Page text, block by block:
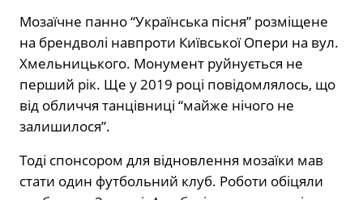
Мозаїчне панно “Українська пісня” розміщене
на брендволі навпроти Київської Опери на вул.
Хмельницького. Монумент руйнується не
перший рік. Ще у 2019 році повідомлялось, що
від обличчя танцівниці “майже нічого не
залишилося”.
Тоді спонсором для відновлення мозаїки мав
стати один футбольний клуб. Роботи обіцяли